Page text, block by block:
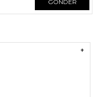
GÖNDER